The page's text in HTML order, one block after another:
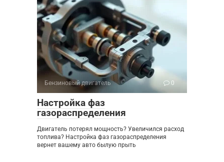
Бензиновый двигатель 0
Настройка фаз
газораспределения
Двигатель потерял мощность? Увеличился расход
топлива? Настройка фаз газораспределения
вернет вашему авто былую прыть